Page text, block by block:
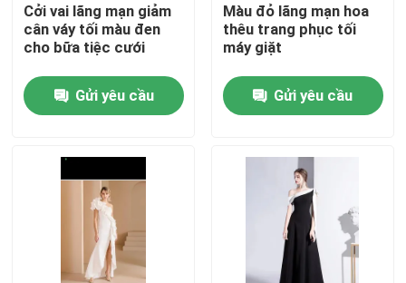
Kiểm soát chất lượng
Liên hệ chúng tôi
Yêu cầu báo giá
Quần áo thời trang cũ
Quần áo trẻ em tiểu học
Cởi vai lãng mạn giảm
cân váy tối màu đen
cho bữa tiệc cưới
Gửi yêu cầu
Màu đỏ lãng mạn hoa
thêu trang phục tối
máy giặt
Gửi yêu cầu